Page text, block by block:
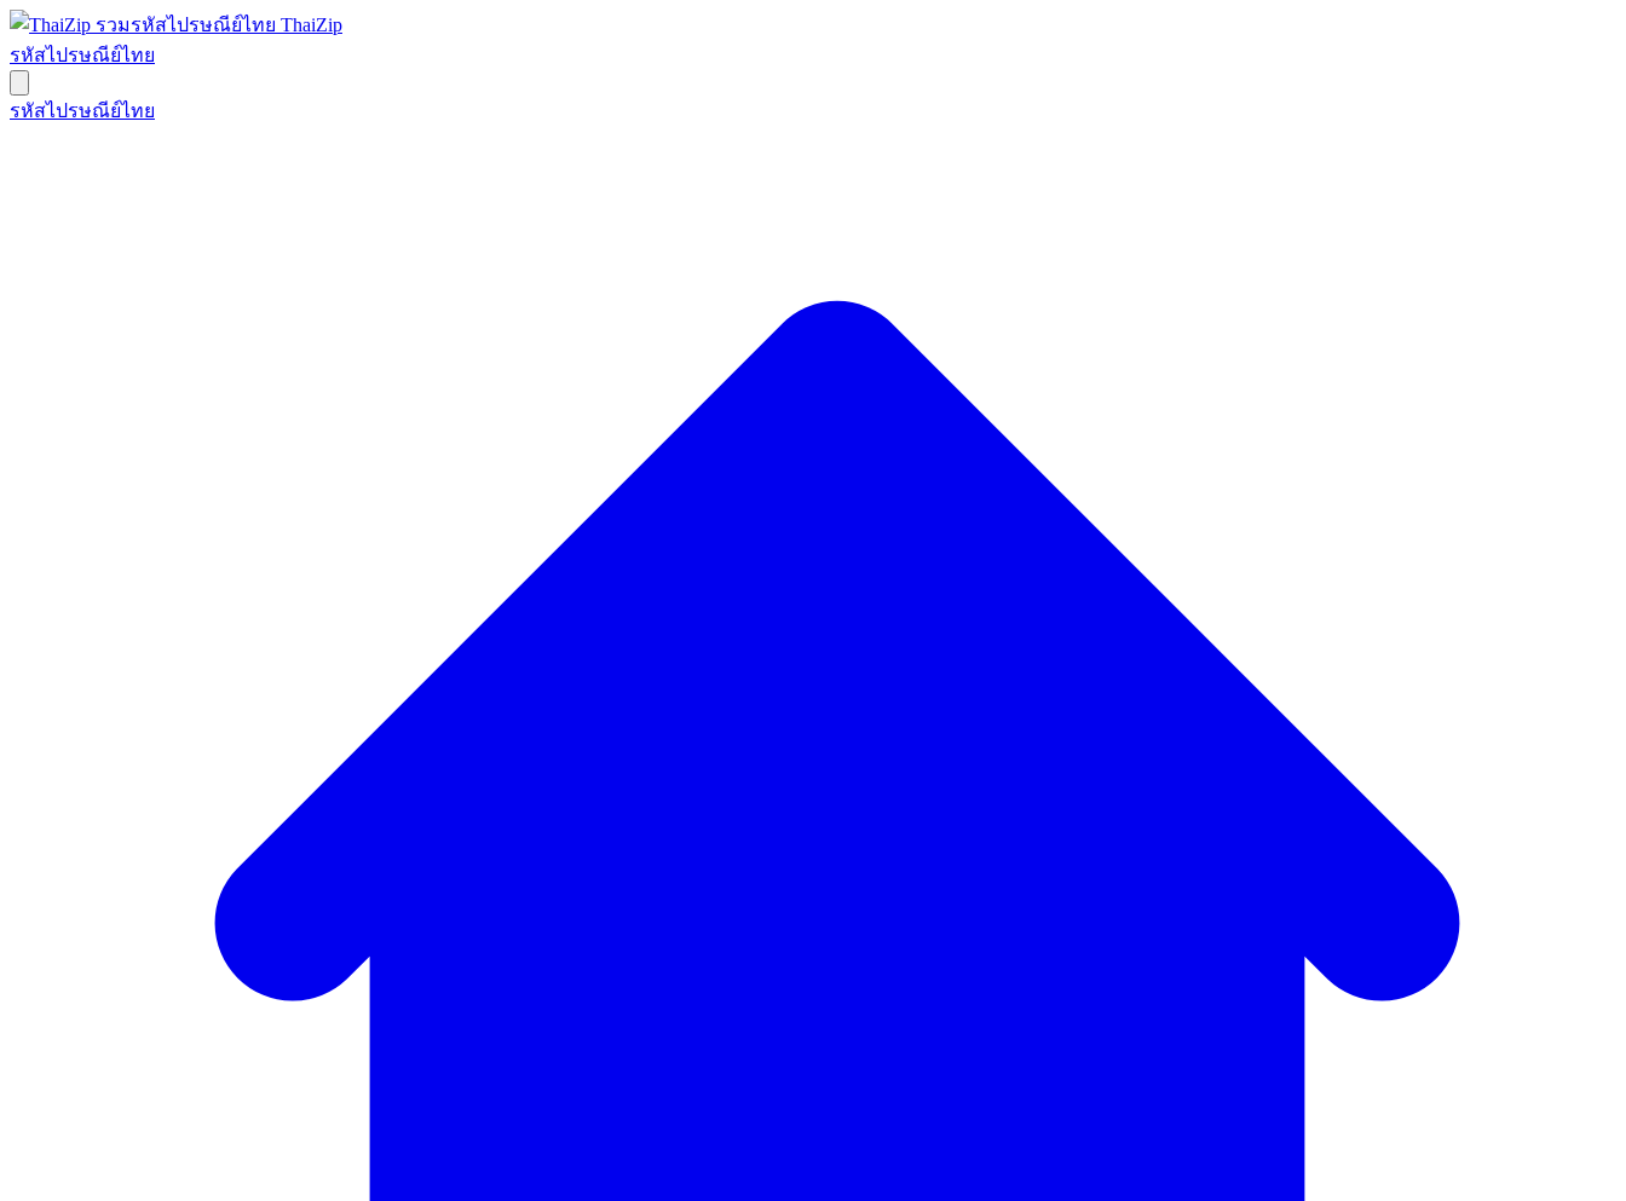
ThaiZip
รหัสไปรษณีย์ไทย
รหัสไปรษณีย์ไทย